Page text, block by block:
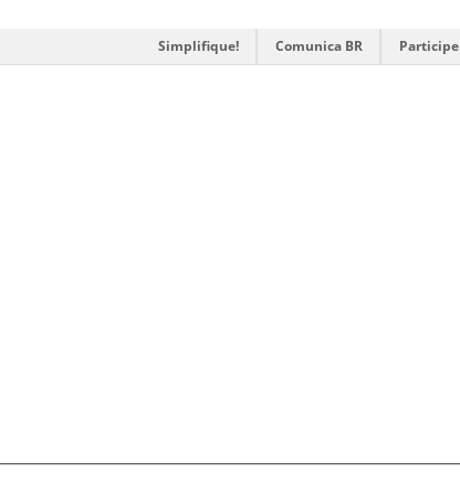
Simplifique! Comunica BR Participe